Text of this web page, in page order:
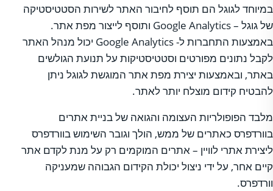
במיוחד לגוגל הם תוסף לחיבור האתר לשירות הסטטיסטיקה
של גוגל – Google Analytics ותוסף לייצור מפת אתר.
באמצעות התחברות ל- Google Analytics יכול מנהל האתר
לקבל נתונים מפורטים וסטטיסטיקות על תנועת הגולשים
באתר, ובאמצעות יצירת מפת אתר המוגשת לגוגל ניתן
להבטיח קידום מוצלח יותר לאתר.
מלבד הפופולריות העצומה והגואה של בניית אתרים
בוורדפרס כאתרים של ממש, הולך וגובר השימוש בוורדפרס
ליצירת אתרי לוויין – אתרים המוקמים רק על מנת לקדם אתר
קיים אחר, על ידי ניצול יכולת הקידום הגבוהה שמעניקה
וורדפרס.